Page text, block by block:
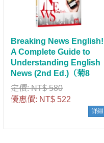
Breaking News English!
A Complete Guide to
Understanding English
News (2nd Ed.)（菊8
K+寂天雲隨身聽APP）
（With No Answer Key／
無附解答）
定價:NT$ 580
優惠價: NT$ 522
詳細